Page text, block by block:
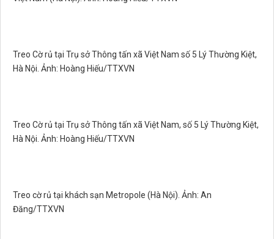
Treo Cờ rủ tại Trụ sở Thông tấn xã Việt Nam số 5 Lý Thường Kiệt,
Hà Nội. Ảnh: Hoàng Hiếu/TTXVN
Treo Cờ rủ tại Trụ sở Thông tấn xã Việt Nam, số 5 Lý Thường Kiệt,
Hà Nội. Ảnh: Hoàng Hiếu/TTXVN
Treo cờ rủ tại khách sạn Metropole (Hà Nội). Ảnh: An
Đăng/TTXVN